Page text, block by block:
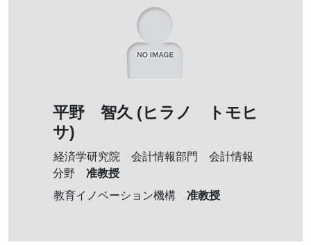
平野 智久 (ヒラノ トモヒ
サ)
経済学研究院 会計情報部門 会計情報
分野
准教授
教育イノベーション機構
准教授